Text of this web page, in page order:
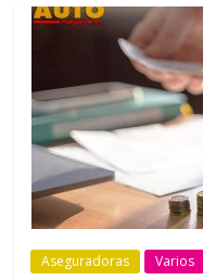
Aseguradoras Varios